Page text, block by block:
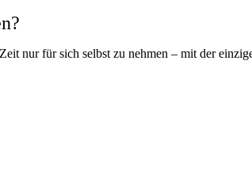
nur für sich selbst zu nehmen – mit der